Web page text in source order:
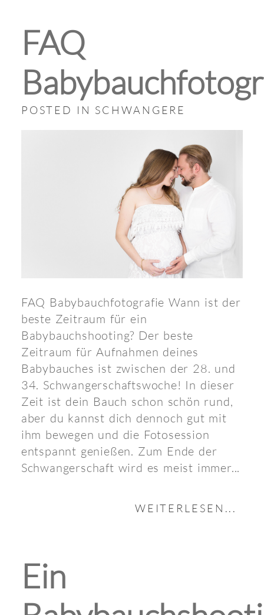
FAQ
POSTED IN SCHWANGERE
FAQ Babybauchfotografie Wann ist der
beste Zeitraum für ein
Babybauchshooting? Der beste
Zeitraum für Aufnahmen deines
Babybauches ist zwischen der 28. und
34. Schwangerschaftswoche! In dieser
Zeit ist dein Bauch schon schön rund,
aber du kannst dich dennoch gut mit
ihm bewegen und die Fotosession
entspannt genießen. Zum Ende der
Schwangerschaft wird es meist immer...
WEITERLESEN...
Ein